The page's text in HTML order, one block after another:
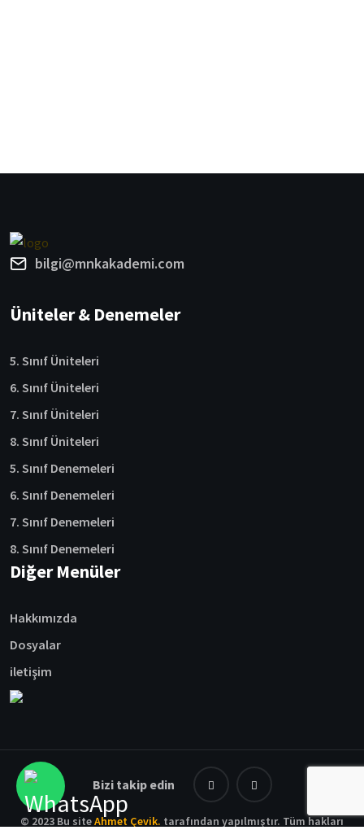
bilgi@mnkakademi.com
Üniteler & Denemeler
5. Sınıf Üniteleri
6. Sınıf Üniteleri
7. Sınıf Üniteleri
8. Sınıf Üniteleri
5. Sınıf Denemeleri
6. Sınıf Denemeleri
7. Sınıf Denemeleri
8. Sınıf Denemeleri
Diğer Menüler
Hakkımızda
Dosyalar
iletişim
© 2023 Bu siteAhmet Çevik. tarafından yapılmıştır. Tüm hakları
Bizi takip edin